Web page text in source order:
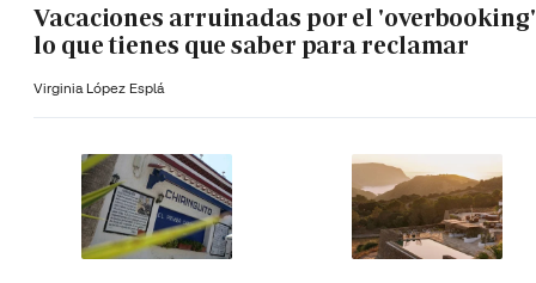
Vacaciones arruinadas por el
lo que tienes que saber para reclamar
Virginia López Esplá